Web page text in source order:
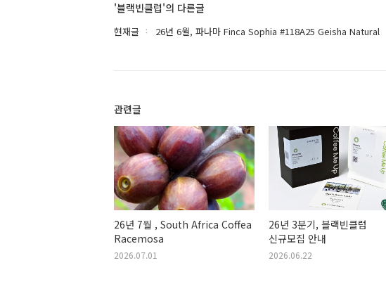
'블랙빈클럽'의 다른글
현재글 26년 6월, 파나마 Finca Sophia #118A25 Geisha Natural
관련글
26년 7월 , South Africa Coffea
Racemosa
2026.07.01
26년 3분기, 블랙빈클럽
신규모집 안내
2026.06.22